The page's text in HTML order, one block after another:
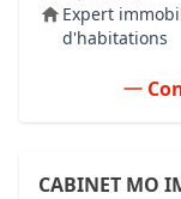
Expert
d'habitations
CABINET MO